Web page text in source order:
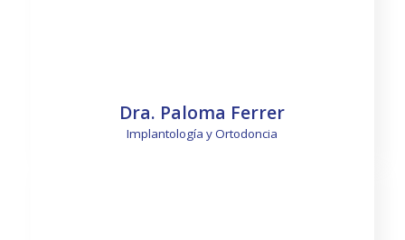
Dra. Paloma Ferrer
Implantología y Ortodoncia